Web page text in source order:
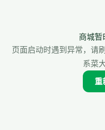
商城暂
页面启动时遇到异常，请
系菜
重